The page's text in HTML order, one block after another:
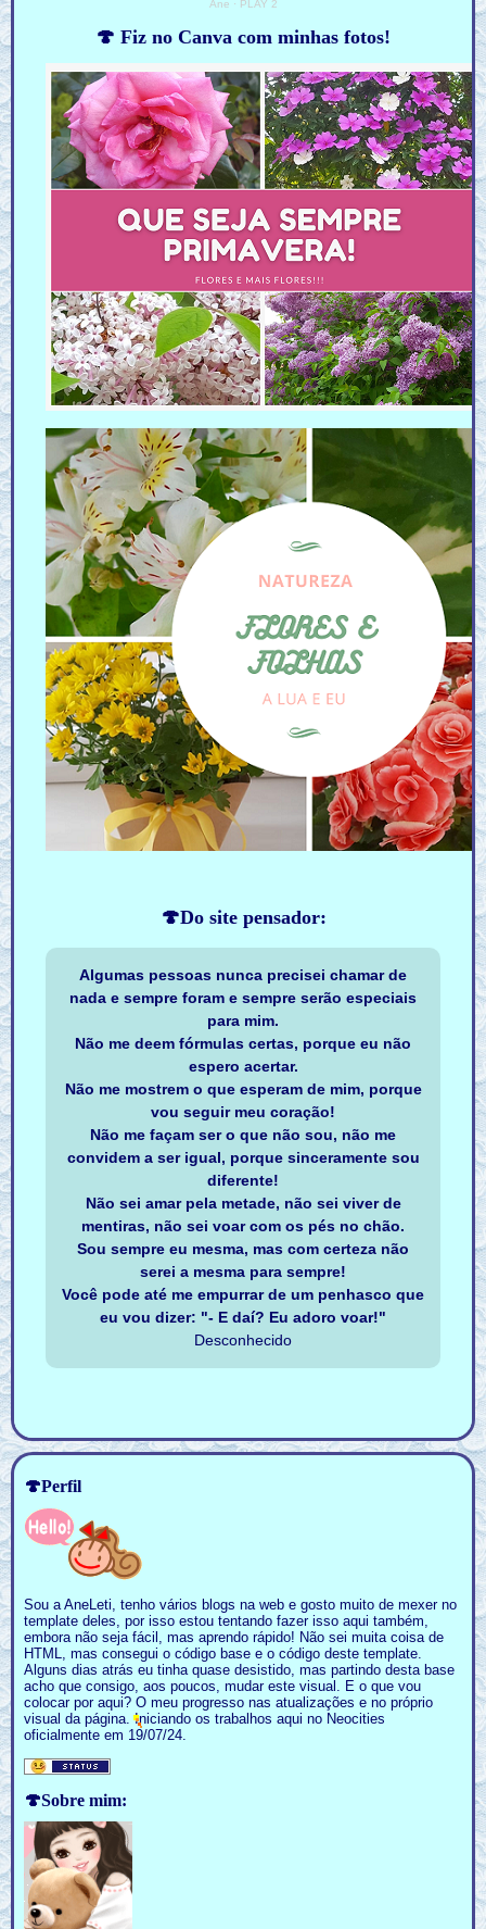
🍄Perfil
Sou a AneLeti, tenho vários blogs na web e gosto muito de mexer no
template deles, por isso estou tentando fazer isso aqui também,
embora não seja fácil, mas aprendo rápido! Não sei muita coisa de
HTML, mas consegui o código base e o código deste template.
Alguns dias atrás eu tinha quase desistido, mas partindo desta base
acho que consigo, aos poucos, mudar este visual. E o que vou
colocar por aqui? O meu progresso nas atualizações e no próprio
visual da página. Iniciando os trabalhos aqui no Neocities
oficialmente em 19/07/24.
🍄Sobre mim:
Ane · PLAY 2
🍄 Fiz no Canva com minhas fotos!
🍄Do site pensador:
Algumas pessoas nunca precisei chamar de
nada e sempre foram e sempre serão especiais
para mim.
Não me deem fórmulas certas, porque eu não
espero acertar.
Não me mostrem o que esperam de mim, porque
vou seguir meu coração!
Não me façam ser o que não sou, não me
convidem a ser igual, porque sinceramente sou
diferente!
Não sei amar pela metade, não sei viver de
mentiras, não sei voar com os pés no chão.
Sou sempre eu mesma, mas com certeza não
serei a mesma para sempre!
Você pode até me empurrar de um penhasco que
eu vou dizer: "- E daí? Eu adoro voar!"
Desconhecido